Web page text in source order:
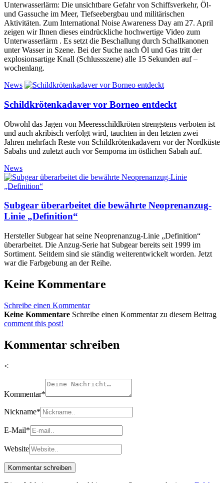
Unterwasserlärm: Die unsichtbare Gefahr von Schiffsverkehr, Öl-
und Gassuche im Meer, Tiefseebergbau und militärischen
Aktivitäten. Zum International Noise Awareness Day am 27. April
zeigen wir Ihnen dieses eindrückliche hochwertige Video zum
Unterwasserlärm . Es setzt die Beschallung durch Schallkanonen
unter Wasser in Szene. Bei der Suche nach Öl und Gas tritt der
explosionsartige Knall (Schlussszene) alle 15 Sekunden auf –
wochenlang.
News
Schildkrötenkadaver vor Borneo entdeckt
Obwohl das Jagen von Meeresschildkröten strengstens verboten ist
und auch akribisch verfolgt wird, tauchten in den letzten zwei
Jahren mehrfach Reste von Schildkrötenkadavern vor der Nordküste
Sabahs und zuletzt auch vor Semporna im östlichen Sabah auf.
News
Subgear überarbeitet die bewährte Neoprenanzug-
Linie „Definition“
Hersteller Subgear hat seine Neoprenanzug-Linie „Definition“
überarbeitet. Die Anzug-Serie hat Subgear bereits seit 1999 im
Sortiment. Seitdem sind sie ständig weiterentwickelt worden. Jetzt
war die Farbgebung an der Reihe.
Keine Kommentare
Schreibe einen Kommentar
Keine Kommentare Schreibe einen Kommentar zu diesem Beitrag
comment this post!
Kommentar schreiben
<
Kommentar*
Nickname*
E-Mail*
Website